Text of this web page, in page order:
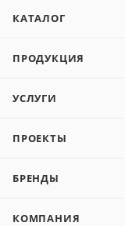
КАТАЛОГ
ПРОДУКЦИЯ
УСЛУГИ
ПРОЕКТЫ
БРЕНДЫ
КОМПАНИЯ